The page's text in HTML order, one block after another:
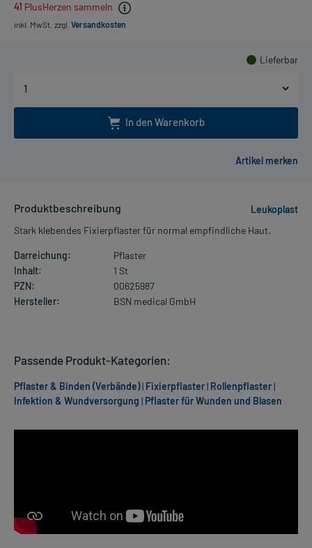
41 PlusHerzen sammeln
inkl. MwSt. zzgl. Versandkosten
Lieferbar
In den Warenkorb
Produktbeschreibung
Leukoplast
Stark klebendes Fixierpflaster für normal empfindliche Haut.
Darreichung:
Pflaster
Inhalt:
1 St
PZN:
00625987
Hersteller:
BSN medical GmbH
Passende Produkt-Kategorien:
Pflaster & Binden (Verbände)| Fixierpflaster| Rollenpflaster|
Infektion & Wundversorgung | Pflaster für Wunden und Blasen